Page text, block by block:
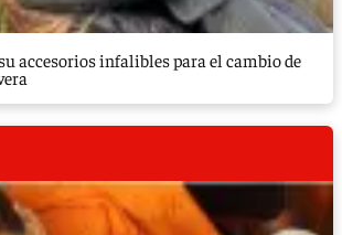
accesorios infalibles para el cambio de